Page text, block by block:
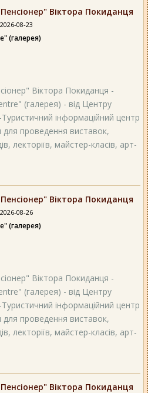
Віктора Покиданця
2026-08-23
(галерея)
Віктора Покиданця -
(галерея) - від Центру
інформаційний центр
для проведення виставок,
лекторіїв, майстер-класів, арт-
Віктора Покиданця
2026-08-26
(галерея)
Віктора Покиданця -
(галерея) - від Центру
інформаційний центр
для проведення виставок,
лекторіїв, майстер-класів, арт-
Віктора Покиданця